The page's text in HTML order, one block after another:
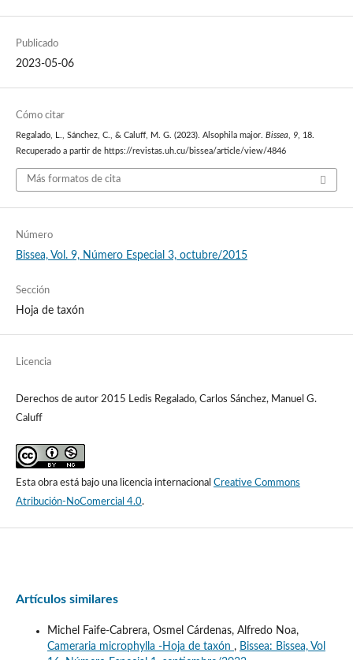
Publicado
2023-05-06
Cómo citar
Regalado, L., Sánchez, C., & Caluff, M. G. (2023). Alsophila major. Bissea, 9, 18.
Recuperado a partir de https://revistas.uh.cu/bissea/article/view/4846
Más formatos de cita
Número
Bissea, Vol. 9, Número Especial 3, octubre/2015
Sección
Hoja de taxón
Licencia
Derechos de autor 2015 Ledis Regalado, Carlos Sánchez, Manuel G.
Caluff
Esta obra está bajo una licencia internacional Creative Commons
Atribución-NoComercial 4.0.
Artículos similares
Michel Faife-Cabrera, Osmel Cárdenas, Alfredo Noa,
Cameraria microphylla -Hoja de taxón , Bissea: Bissea, Vol